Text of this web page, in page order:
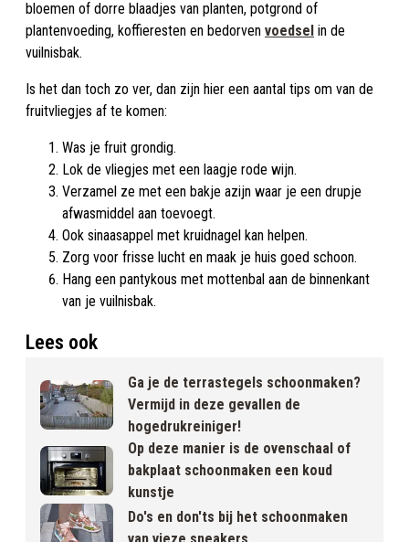
bloemen of dorre blaadjes van planten, potgrond of
plantenvoeding, koffieresten en bedorven voedsel in de
vuilnisbak.
Is het dan toch zo ver, dan zijn hier een aantal tips om van de
fruitvliegjes af te komen:
Was je fruit grondig.
Lok de vliegjes met een laagje rode wijn.
Verzamel ze met een bakje azijn waar je een drupje
afwasmiddel aan toevoegt.
Ook sinaasappel met kruidnagel kan helpen.
Zorg voor frisse lucht en maak je huis goed schoon.
Hang een pantykous met mottenbal aan de binnenkant
van je vuilnisbak.
Lees ook
Ga je de terrastegels schoonmaken?
Vermijd in deze gevallen de
hogedrukreiniger!
Op deze manier is de ovenschaal of
bakplaat schoonmaken een koud
kunstje
Do's en don'ts bij het schoonmaken
van vieze sneakers